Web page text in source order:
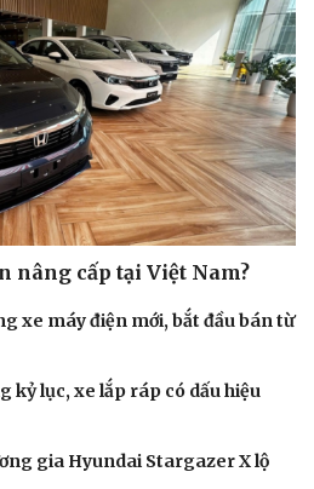
Podcast
Câu chuyện thời sự
Đọc truyện đêm khuya
Cửa sổ tình yêu
Kể chuyện cho bé
nâng cấp tại Việt Nam?
xe máy điện mới, bắt đầu bán từ
kỷ lục, xe lắp ráp có dấu hiệu
gia Hyundai Stargazer X lộ